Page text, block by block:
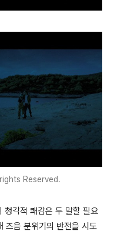
Reserved.
청각적 쾌감은 두 말할 필요
즈음 분위기의 반전을 시도